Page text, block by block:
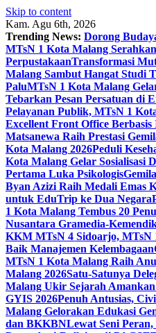
Skip to content
Kam. Agu 6th, 2026
Trending News: Dorong
MTsN 1 Kota Malang
PerpustakaanTransformasi
Malang Sambut Hangat Studi
PaluMTsN 1 Kota Malang
Tebarkan Pesan Persatuan di
Pelayanan Publik, MTsN 1
Excellent Front Office Berbasis
Matsanewa Raih Prestasi
Kota Malang 2026Peduli
Kota Malang Gelar Sosialisasi
Pertama Luka Psikologis
Byan Azizi Raih Medali Emas
untuk EduTrip ke Dua Negara
1 Kota Malang Tembus 20
Nusantara Gramedia-
KKM MTsN 4 Sidoarjo,
Baik Manajemen Kelembagaan
MTsN 1 Kota Malang Raih
Malang 2026Satu-Satunya
Malang Ukir Sejarah
GYIS 2026Penuh Antusias,
Malang Gelorakan Edukasi
dan BKKBNLewat Seni